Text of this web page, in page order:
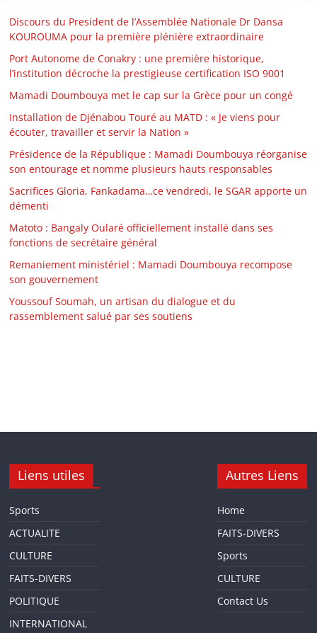
Discours du President de l’Assemblée Nationale Dr Dansa
KOUROUMA pour la première plénière extraordinaire
Port Autonome de Conakry : une première historique,
l’institution décroche la prestigieuse certification ISO 9001
Mamadi Doumbouya met le cap sur la Grèce pour un congé
Installation de Djénabou Touré au MATD : « Je viens pour
écouter, travailler et servir la Nation »
Présidence de la République : Mamadi Doumbouya réorganise
son entourage et nomme plusieurs hauts responsables
Sacrifices Gloria, Fankadama…ce vendredi, le SGAR apporte un
démenti
Matoto : Bangaly Oularé officiellement installé dans ses
fonctions de secrétaire général
Remaniement ministériel : Mamadi Doumbouya recompose
son gouvernement
Youssouf Soumah, un artisan du dialogue et du
rassemblement salué par ses soutiens
Liens utiles
Sports
ACTUALITE
CULTURE
FAITS-DIVERS
POLITIQUE
INTERNATIONAL
Autres Liens
Home
FAITS-DIVERS
Sports
CULTURE
Contact Us